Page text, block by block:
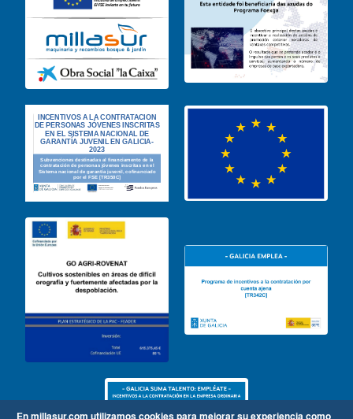
En millasur.com utilizamos cookies para mejorar su experiencia como